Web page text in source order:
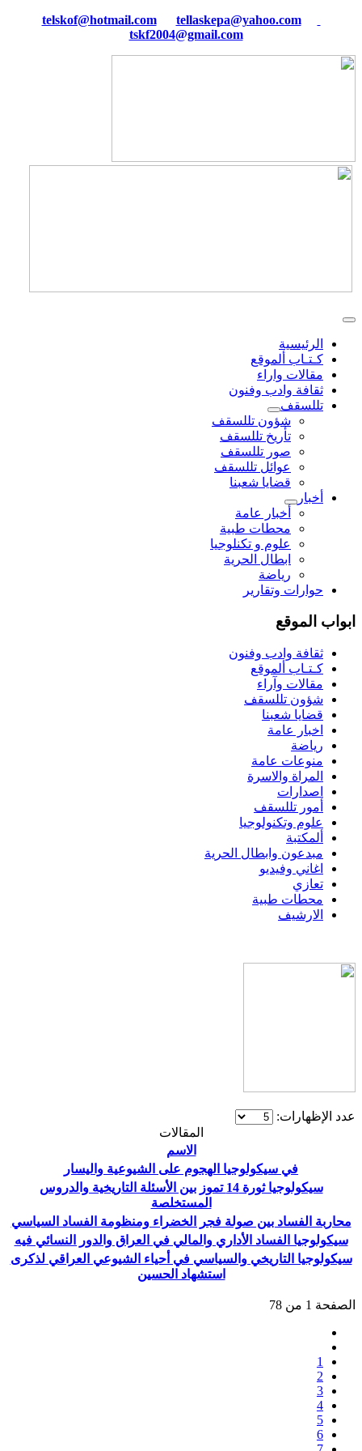
tellaskepa@yahoo.com
tskf2004@gmail.com
الرئيسية
كـتـاب ألموقع
مقالات واراء
ثقافة وادب وفنون
تللسقف
شؤون تللسقف
تأريخ تللسقف
صور تللسقف
عوائل تللسقف
قضايا شعبنا
أخبار
أخبار عامة
محطات طبية
علوم و تکنلوجیا
ابطال الحرية
رياضة
حوارات وتقارير
ابواب الموقع
ثقافة وادب وفنون
كـتـاب ألموقع
مقالات وآراء
شؤون تللسقف
قضايا شعبنا
اخبار عامة
رياضة
منوعات عامة
المراة والاسرة
اصدارات
أمور تللسقف
علوم وتكنولوجيا
ألمكتبة
مبدعون وابطال الحرية
اغاني وفيديو
تعازي
محطات طبية
الارشيف
عدد الإظهارات:
المقالات
الاسم
في سيكولوجيا الهجوم على الشيوعية واليسار
سيكولوجيا ثورة 14 تموز بين الأسئلة التاريخية والدروس
المستخلصة
محاربة الفساد بين صولة فجر الخضراء ومنظومة الفساد السياسي
سيكولوجيا الفساد الأداري والمالي في العراق والدور النسائي فيه
سيكولوجيا التاريخي والسياسي في أحياء الشيوعي العراقي لذكرى
استشهاد الحسين
الصفحة 1 من 78
1
2
3
4
5
6